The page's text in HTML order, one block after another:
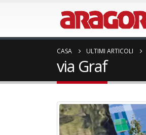
CASA ULTIMI ARTICOLI
via Graf